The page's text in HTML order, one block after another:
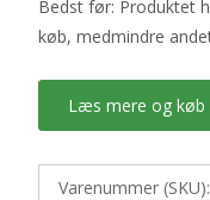
Bedst før: Produktet
køb, medmindre
Læs mere og køb
Varenummer (SKU):